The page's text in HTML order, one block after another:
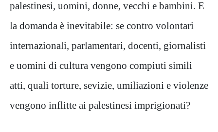
palestinesi, uomini, donne, vecchi e bambini. E
la domanda è inevitabile: se contro volontari
internazionali, parlamentari, docenti, giornalisti
e uomini di cultura vengono compiuti simili
atti, quali torture, sevizie, umiliazioni e violenze
vengono inflitte ai palestinesi imprigionati?